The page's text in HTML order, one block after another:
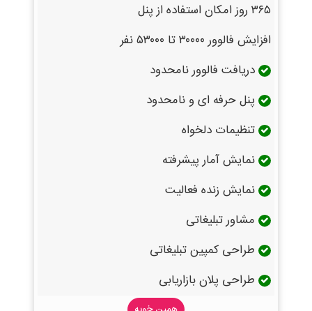
۳۶۵ روز امکان استفاده از پنل
افزایش فالوور ۳۰۰۰۰ تا ۵۳۰۰۰ نفر
دریافت فالوور نامحدود
پنل حرفه ای و نامحدود
تنظیمات دلخواه
نمایش آمار پیشرفته
نمایش زنده فعالیت
مشاور تبلیغاتی
طراحی کمپین تبلیغاتی
طراحی پلان بازاریابی